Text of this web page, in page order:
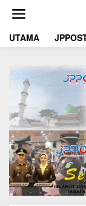
t
UTAMA